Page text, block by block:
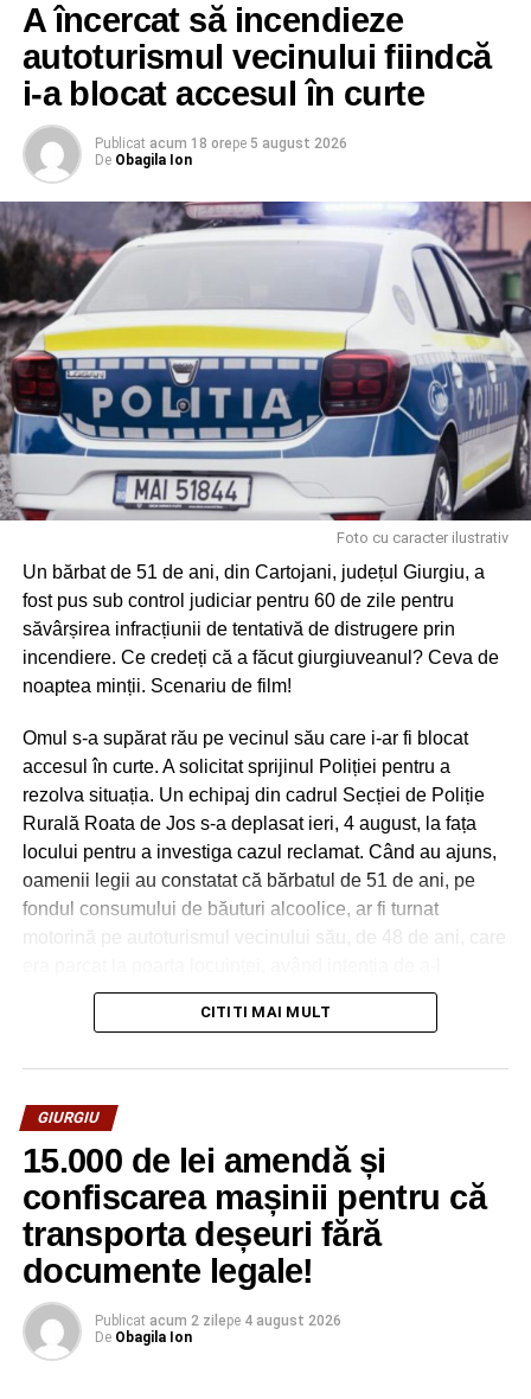
A încercat să incendieze
autoturismul vecinului fiindcă
i-a blocat accesul în curte
Publicat acum 18 orepe 5 august 2026
De Obagila Ion
Foto cu caracter ilustrativ
Un bărbat de 51 de ani, din Cartojani, județul Giurgiu, a
fost pus sub control judiciar pentru 60 de zile pentru
săvârșirea infracțiunii de tentativă de distrugere prin
incendiere. Ce credeți că a făcut giurgiuveanul? Ceva de
noaptea minții. Scenariu de film!
Omul s-a supărat rău pe vecinul său care i-ar fi blocat
accesul în curte. A solicitat sprijinul Poliției pentru a
rezolva situația. Un echipaj din cadrul Secției de Poliție
Rurală Roata de Jos s-a deplasat ieri, 4 august, la fața
locului pentru a investiga cazul reclamat. Când au ajuns,
oamenii legii au constatat că bărbatul de 51 de ani, pe
fondul consumului de băuturi alcoolice, ar fi turnat
motorină pe autoturismul vecinului său, de 48 de ani, care
incendia.
la Parchetul de pe lângă Judecătoria Bolintin Vale. Astăzi,
5 august, a fost dispusă împotriva bărbatului de 51 de ani
măsura controlului judiciar pentru 60 de zile.
Urmărește Incomod Media și pe Google News
CITITI MAI MULT
GIURGIU
15.000 de lei amendă și
confiscarea mașinii pentru că
transporta deșeuri fără
documente legale!
Publicat acum 2 zilepe 4 august 2026
De Obagila Ion